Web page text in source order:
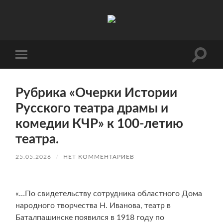
Черкесской
мобильное
Рубрика «Очерки Истории
Русского театра драмы и
комедии КЧР» к 100-летию
театра.
25.05.2026 / НЕТ КОММЕНТАРИЕВ
«…По свидетельству сотрудника областного Дома
народного творчества Н. Иванова, театр в
Баталпашинске появился в 1918 году по